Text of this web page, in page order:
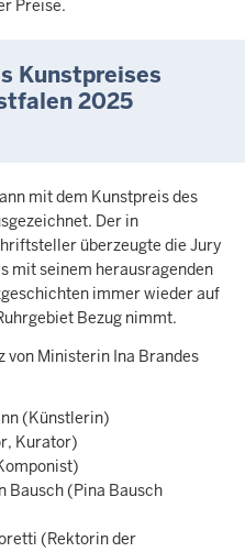
Preise.
Kunstpreises
2025
mit dem Kunstpreis des
Der in
überzeugte die Jury
mit seinem herausragenden
immer wieder auf
Bezug nimmt.
von Ministerin Ina Brandes
(Künstlerin)
Kurator)
Bausch (Pina Bausch
(Rektorin der